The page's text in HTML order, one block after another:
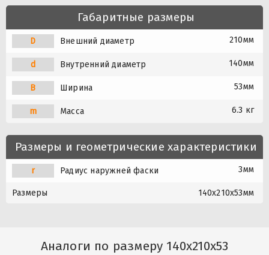
Габаритные размеры
D Внешний диаметр 210мм
d Внутренний диаметр 140мм
B Ширина 53мм
m Масса 6.3 кг
Размеры и геометрические характеристики
r Радиус наружней фаски 3мм
Размеры 140x210x53мм
Аналоги по размеру 140x210x53